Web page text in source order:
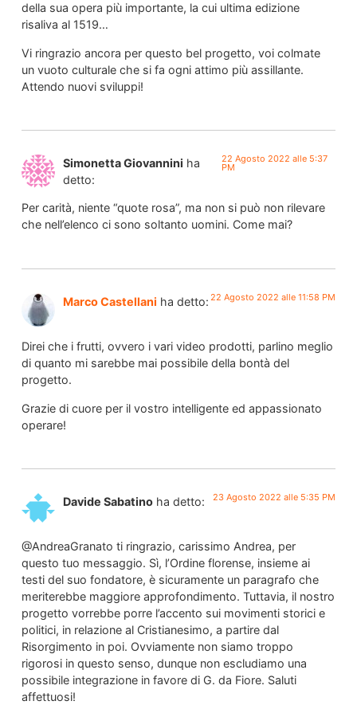
della sua opera più importante, la cui ultima edizione
risaliva al 1519…
Vi ringrazio ancora per questo bel progetto, voi colmate
un vuoto culturale che si fa ogni attimo più assillante.
Attendo nuovi sviluppi!
Simonetta Giovannini ha
detto:
22 Agosto 2022 alle 5:37
PM
Per carità, niente “quote rosa”, ma non si può non rilevare
che nell’elenco ci sono soltanto uomini. Come mai?
Marco Castellani ha detto: 22 Agosto 2022 alle 11:58 PM
Direi che i frutti, ovvero i vari video prodotti, parlino meglio
di quanto mi sarebbe mai possibile della bontà del
progetto.
Grazie di cuore per il vostro intelligente ed appassionato
operare!
Davide Sabatino ha detto: 23 Agosto 2022 alle 5:35 PM
@AndreaGranato ti ringrazio, carissimo Andrea, per
questo tuo messaggio. Sì, l’Ordine florense, insieme ai
testi del suo fondatore, è sicuramente un paragrafo che
meriterebbe maggiore approfondimento. Tuttavia, il nostro
progetto vorrebbe porre l’accento sui movimenti storici e
politici, in relazione al Cristianesimo, a partire dal
Risorgimento in poi. Ovviamente non siamo troppo
rigorosi in questo senso, dunque non escludiamo una
possibile integrazione in favore di G. da Fiore. Saluti
affettuosi!